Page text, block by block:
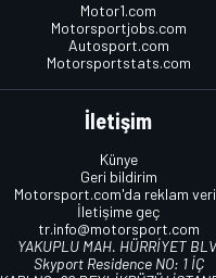
Motor1.com
Motorsportjobs.com
Autosport.com
Motorsportstats.com
İletişim
Künye
Geri bildirim
Motorsport.com'da reklam
İletişime geç
tr.info@motorsport.com
YAKUPLU MAH. HÜRRİYET
Skyport Residence NO: 1 İÇ